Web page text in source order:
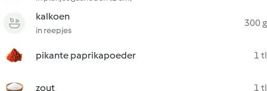
kalkoen
in reepjes
300 g
pikante paprikapoeder 1 tl
zout 1 tl